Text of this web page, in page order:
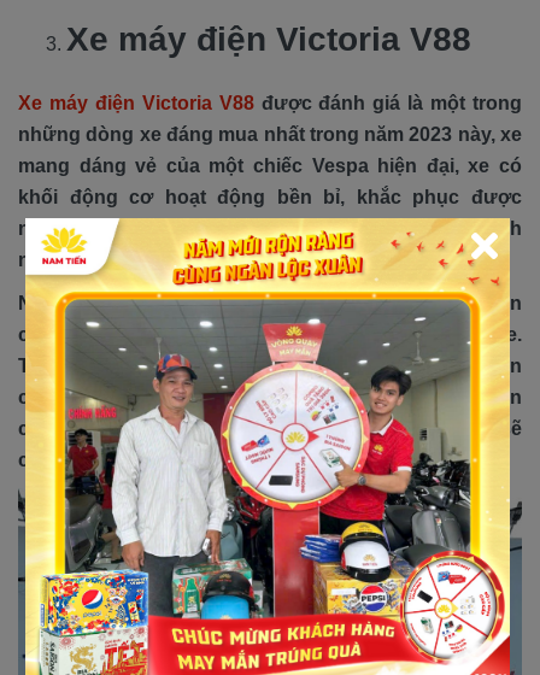
Xe máy điện Victoria V88
Xe máy điện Victoria V88được đánh giá là một trong
những dòng xe đáng mua nhất trong năm 2023 này, xe
mang dáng vẻ của một chiếc Vespa hiện đại, xe có
khối động cơ hoạt động bền bỉ, khắc phục được
những yếu điểm của bản cũ và tích hợp thêm các tính
năng tiện ích cho người dùng.
Nhìn chung, với tài chính dưới 15 triệu thì sự lựa chọn
của bạn sẽ không được đa dạng về mẫu, mã của xe.
Tuy nhiên, top những chiếc xe điện ngon giá rẻ trên
cũng sẽ đáp ứng được hầu hết các nhu cầu cơ bản
của người tiêu dùng. Hy vọng, qua bài viết này bạn sẽ
có được sự lựa chọn ưng ý nhất cho mình nhé!